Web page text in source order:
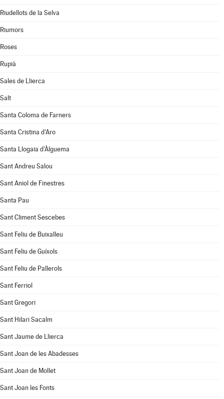
Riudellots de la Selva
Riumors
Roses
Rupià
Sales de Llierca
Salt
Santa Coloma de Farners
Santa Cristina d'Aro
Santa Llogaia d'Àlguema
Sant Andreu Salou
Sant Aniol de Finestres
Santa Pau
Sant Climent Sescebes
Sant Feliu de Buixalleu
Sant Feliu de Guíxols
Sant Feliu de Pallerols
Sant Ferriol
Sant Gregori
Sant Hilari Sacalm
Sant Jaume de Llierca
Sant Joan de les Abadesses
Sant Joan de Mollet
Sant Joan les Fonts